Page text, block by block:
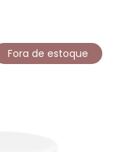
Fora de estoque